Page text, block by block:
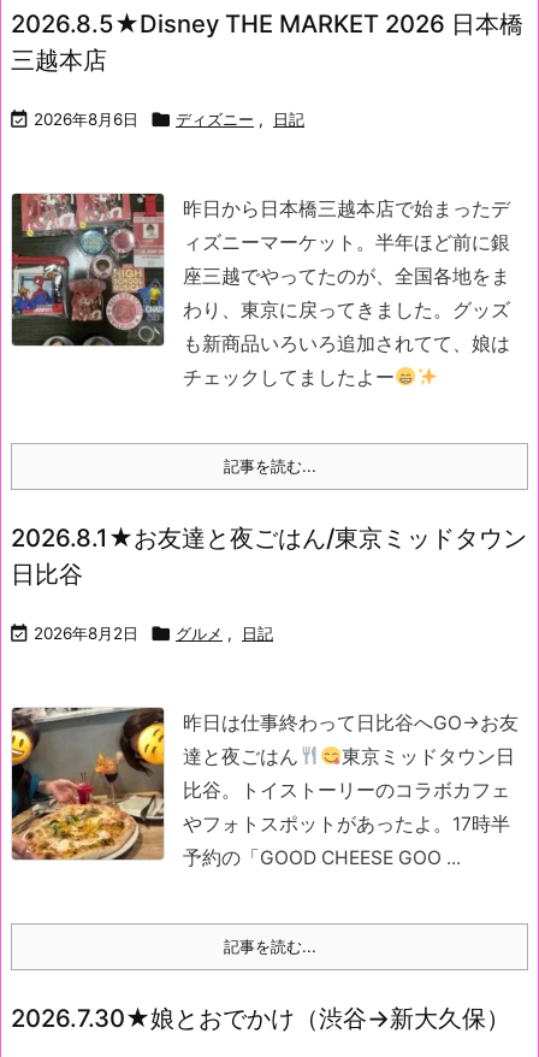
2026.8.5★Disney THE MARKET 2026 日本橋
三越本店
 2026年8月6日  ディズニー , 日記
昨日から日本橋三越本店で始まったデ
ィズニーマーケット。 半年ほど前に銀
座三越でやってたのが、全国各地をま
わり、東京に戻ってきました。 グッズ
も新商品いろいろ追加されてて、娘は
チェックしてましたよー
記事を読む...
2026.8.1★お友達と夜ごはん/東京ミッドタウン
日比谷
 2026年8月2日  グルメ , 日記
昨日は仕事終わって日比谷へGO→お友
達と夜ごはん
東京ミッドタウン日
比谷。
トイストーリーのコラボカフェ
やフォトスポットがあったよ。 17時半
予約の「GOOD CHEESE GOO ...
記事を読む...
2026.7.30★娘とおでかけ（渋谷→新大久保）